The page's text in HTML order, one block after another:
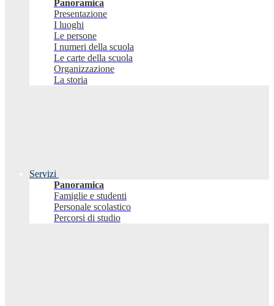
Panoramica
Presentazione
I luoghi
Le persone
I numeri della scuola
Le carte della scuola
Organizzazione
La storia
Servizi
Panoramica
Famiglie e studenti
Personale scolastico
Percorsi di studio